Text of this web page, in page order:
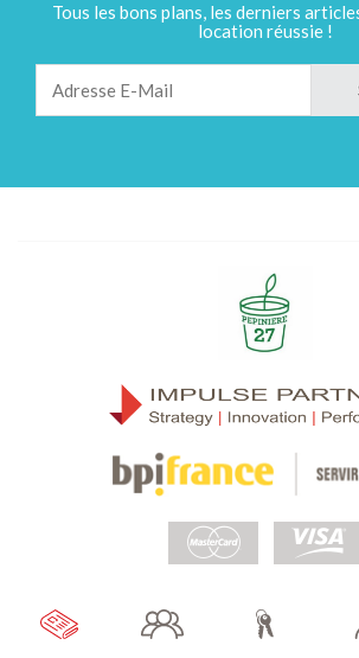
Tous les bons plans, les derniers
location réussie !